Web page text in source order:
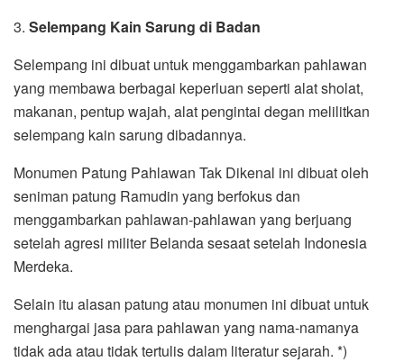
3. Selempang Kain Sarung di Badan
Selempang ini dibuat untuk menggambarkan pahlawan
yang membawa berbagai keperluan seperti alat sholat,
makanan, pentup wajah, alat pengintai degan melilitkan
selempang kain sarung dibadannya.
Monumen Patung Pahlawan Tak Dikenal ini dibuat oleh
seniman patung Ramudin yang berfokus dan
menggambarkan pahlawan-pahlawan yang berjuang
setelah agresi militer Belanda sesaat setelah Indonesia
Merdeka.
Selain itu alasan patung atau monumen ini dibuat untuk
menghargai jasa para pahlawan yang nama-namanya
tidak ada atau tidak tertulis dalam literatur sejarah. *)